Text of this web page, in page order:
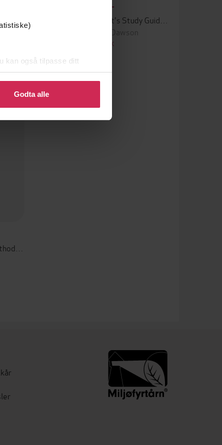
kan også tilpasse ditt
eller endre ditt samtykke.
Godta alle
How To Finance Your Research Project
71,-
Catherine Dawson
EBOK